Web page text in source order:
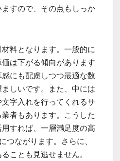
すので、その点もしっか
料となります。一般的に
は下がる傾向があります
にも配慮しつつ最適な数
しいです。また、中には
字入れを行ってくれるサ
者もあります。こうした
すれば、一層満足度の高
つながります。さらに、
ことも見逃せません。